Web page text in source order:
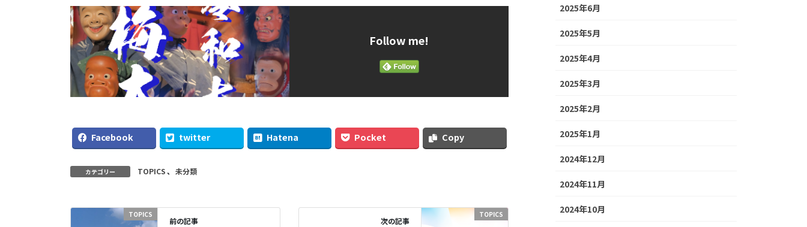
Follow me!
Facebook twitter Hatena Pocket Copy
カテゴリー TOPICS、 未分類
TOPICS
前の記事
TOPICS
次の記事
2025年6月
2025年5月
2025年4月
2025年3月
2025年2月
2025年1月
2024年12月
2024年11月
2024年10月